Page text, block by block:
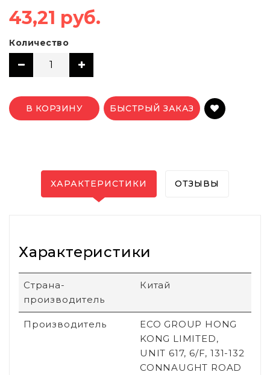
43,21 руб.
Количество
В КОРЗИНУ БЫСТРЫЙ ЗАКАЗ
ХАРАКТЕРИСТИКИ ОТЗЫВЫ
Характеристики
Страна-
производитель
Китай
Производитель
ECO GROUP HONG
KONG LIMITED,
UNIT 617, 6/F, 131-132
CONNAUGHT ROAD